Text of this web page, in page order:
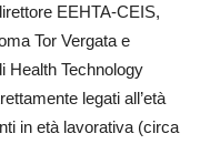
EEHTA-CEIS,
Tor Vergata e
Health Technology
legati all’età
in età lavorativa (circa